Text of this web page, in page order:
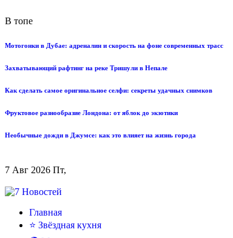
В топе
Мотогонки в Дубае: адреналин и скорость на фоне современных трасс
Захватывающий рафтинг на реке Тришули в Непале
Как сделать самое оригинальное селфи: секреты удачных снимков
Фруктовое разнообразие Лондона: от яблок до экзотики
Необычные дожди в Джумсе: как это влияет на жизнь города
7 Авг 2026 Пт,
Главная
⭐ Звёздная кухня